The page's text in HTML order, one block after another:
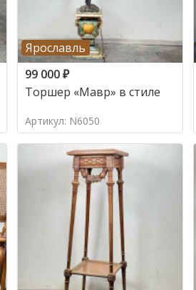
Ярославль
99 000₽
Торшер «Мавр» в стиле
Артикул: N6050